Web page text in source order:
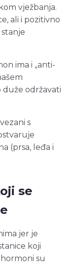
vježbanja.
ali i pozitivno
ima i „anti-
duže održavati
s
(prsa, leđa i
se
jer je
koji
su